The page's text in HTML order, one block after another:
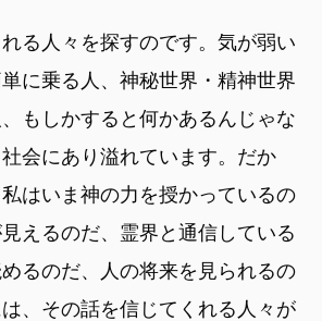
る人々を探すのです。気が弱い
に乗る人、神秘世界・精神世界
もしかすると何かあるんじゃな
会にあり溢れています。だか
はいま神の力を授かっているの
えるのだ、霊界と通信している
るのだ、人の将来を見られるの
、その話を信じてくれる人々が